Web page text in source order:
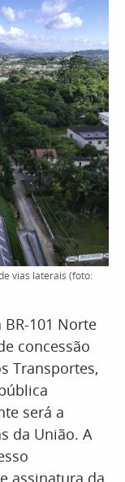
vias laterais (foto:
101 Norte
concessão
Transportes,
será a
da União. A
assinatura da